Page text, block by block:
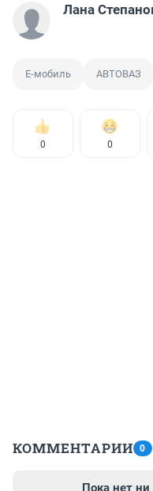
Лана
Е-мобиль АВТОВАЗ
0 0
КОММЕНТАРИИ 0
Пока нет ни